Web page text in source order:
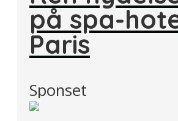
på spa-
Paris
Sponset